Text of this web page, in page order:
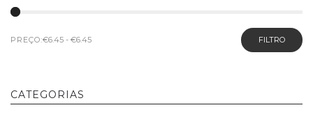
PREÇO: FILTRO
CATEGORIAS